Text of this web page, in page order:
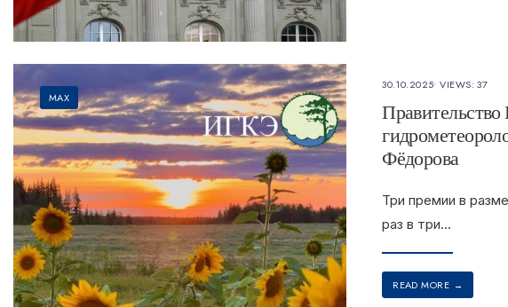
MAX
30.10.2025•VIEWS: 37
Фёдорова
Три премии в
раз в три...
READ MORE →